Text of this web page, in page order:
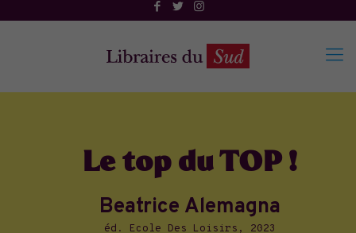
Le top du TOP !
Beatrice Alemagna
éd. Ecole Des Loisirs, 2023